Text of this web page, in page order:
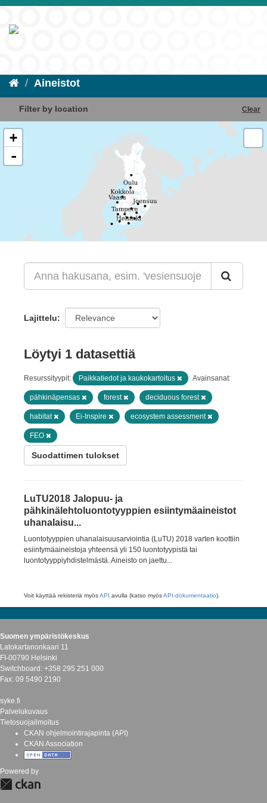
Aineistot
Filter by location Clear
+
-
Lajittelu
Löytyi 1 datasettiä
Resurssityypit: Paikkatiedot ja kaukokartoitus Avainsanat:
pähkinäpensas forest deciduous forest
habitat Ei-Inspire ecosystem assessment
FEO
Suodattimen tulokset
LuTU2018 Jalopuu- ja
pähkinälehtoluontotyyppien esiintymäaineistot
uhanalaisu...
Luontotyyppien uhanalaisuusarviointia (LuTU) 2018 varten koottiin
esiintymäaineistoja yhteensä yli 150 luontotyypistä tai
luontotyyppiyhdistelmästä. Aineisto on jaettu...
Voit käyttää rekisteriä myösAPI avulla (katso myösAPI-dokumentaatio).
Suomen ympäristökeskus
Latokartanonkaari 11
FI-00790 Helsinki
Switchboard: +358 295 251 000
Fax: 09 5490 2190
syke.fi
Palvelukuvaus
Tietosuojailmoitus
CKAN ohjelmointirajapinta (API)
CKAN Association
Powered by